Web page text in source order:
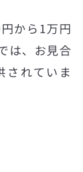
から1万円
は、お見合
されていま